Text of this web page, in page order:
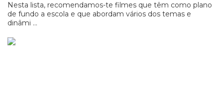
Nesta lista, recomendamos-te filmes que têm como plano
de fundo a escola e que abordam vários dos temas e
dinâmi ...